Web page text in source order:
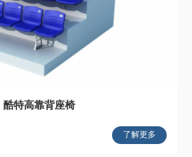
酷特高靠背座椅
了解更多